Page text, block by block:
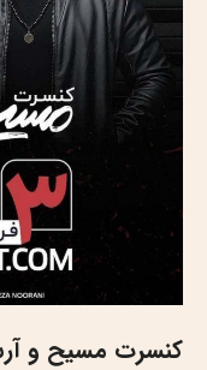
کنسرت مسیح و آرش، ۳ فروردین